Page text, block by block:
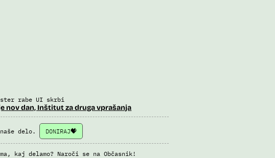
rabe UI skrbi
nov dan, Inštitut za druga vprašanja
delo. DONIRAJ
kaj delamo? Naroči se na Občasnik!